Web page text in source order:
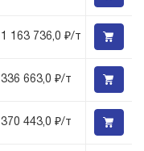
1 163 736,0 ₽/т
336 663,0 ₽/т
370 443,0 ₽/т